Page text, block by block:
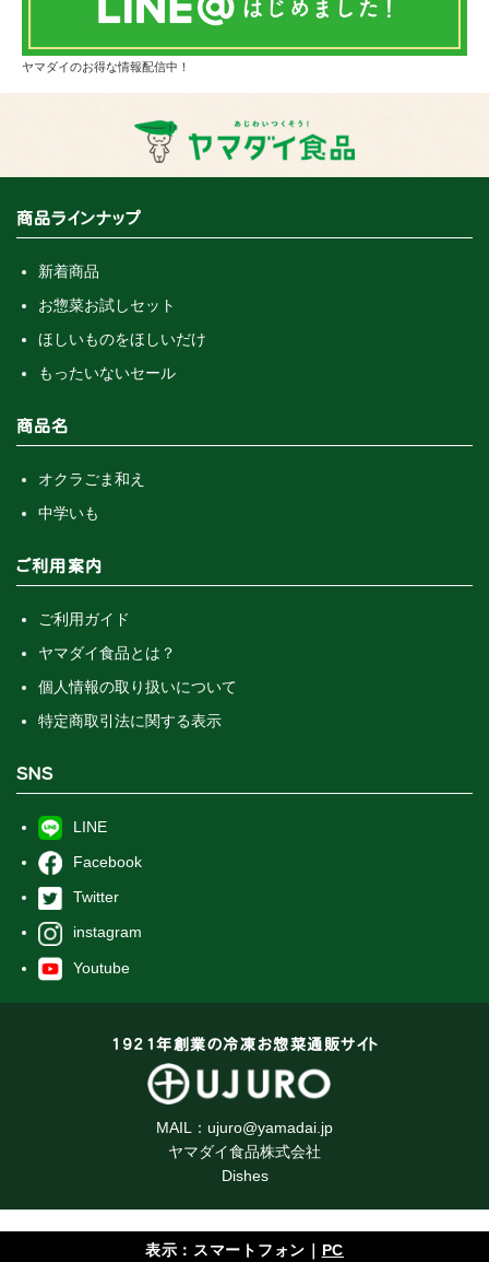
ヤマダイのお得な情報配信中！
商品ラインナップ
新着商品
お惣菜お試しセット
ほしいものをほしいだけ
もったいないセール
商品名
オクラごま和え
中学いも
ご利用案内
ご利用ガイド
ヤマダイ食品とは？
個人情報の取り扱いについて
特定商取引法に関する表示
SNS
LINE
Facebook
Twitter
instagram
Youtube
1921年創業の冷凍お惣菜通販サイト
MAIL： ujuro@yamadai.jp
ヤマダイ食品株式会社
Dishes
表示：スマートフォン｜ PC